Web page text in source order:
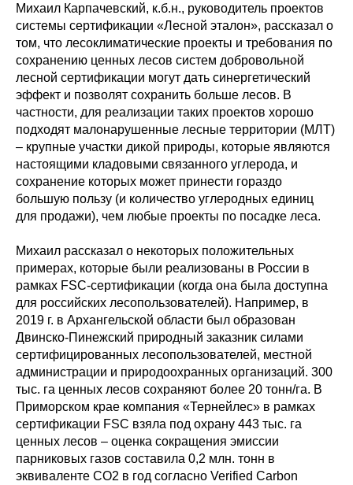
Михаил Карпачевский, к.б.н., руководитель проектов
системы сертификации «Лесной эталон», рассказал о
том, что лесоклиматические проекты и требования по
сохранению ценных лесов систем добровольной
лесной сертификации могут дать синергетический
эффект и позволят сохранить больше лесов. В
частности, для реализации таких проектов хорошо
подходят малонарушенные лесные территории (МЛТ)
– крупные участки дикой природы, которые являются
настоящими кладовыми связанного углерода, и
сохранение которых может принести гораздо
большую пользу (и количество углеродных единиц
для продажи), чем любые проекты по посадке леса.
Михаил рассказал о некоторых положительных
примерах, которые были реализованы в России в
рамках FSC-сертификации (когда она была доступна
для российских лесопользователей). Например, в
2019 г. в Архангельской области был образован
Двинско-Пинежский природный заказник силами
сертифицированных лесопользователей, местной
администрации и природоохранных организаций. 300
тыс. га ценных лесов сохраняют более 20 тонн/га. В
Приморском крае компания «Тернейлес» в рамках
сертификации FSC взяла под охрану 443 тыс. га
ценных лесов – оценка сокращения эмиссии
парниковых газов составила 0,2 млн. тонн в
эквиваленте СО2 в год согласно Verified Carbon